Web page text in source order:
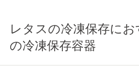
レタスの冷凍保存に
の冷凍保存容器